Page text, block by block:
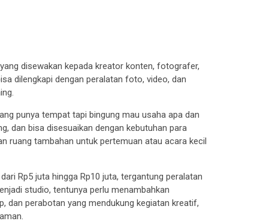
disewakan kepada kreator konten, fotografer,
dilengkapi dengan peralatan foto, video, dan
punya tempat tapi bingung mau usaha apa dan
dan bisa disesuaikan dengan kebutuhan para
ruang tambahan untuk pertemuan atau acara kecil
Rp5 juta hingga Rp10 juta, tergantung peralatan
studio, tentunya perlu menambahkan
dan perabotan yang mendukung kegiatan kreatif,